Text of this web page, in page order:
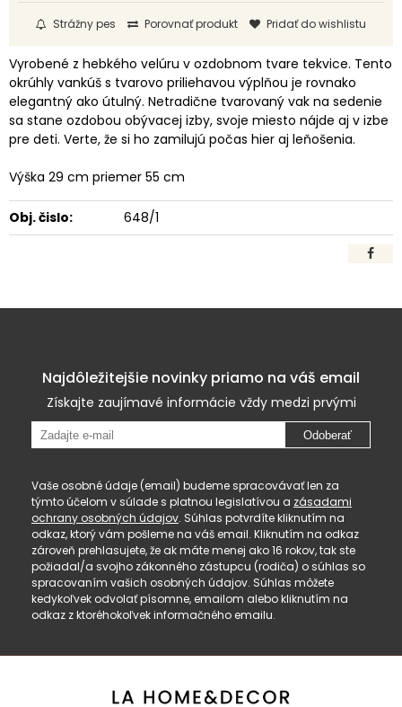
Strážny pes Porovnať produkt Pridať do wishlistu
Vyrobené z hebkého velúru v ozdobnom tvare tekvice. Tento
okrúhly vankúš s tvarovo priliehavou výplňou je rovnako
elegantný ako útulný. Netradične tvarovaný vak na sedenie
sa stane ozdobou obývacej izby, svoje miesto nájde aj v izbe
pre deti. Verte, že si ho zamilujú počas hier aj leňošenia.
Výška 29 cm priemer 55 cm
Obj. čislo: 648/1
Najdôležitejšie novinky priamo na váš email
Získajte zaujímavé informácie vždy medzi prvými
Odoberať
Vaše osobné údaje (email) budeme spracovávať len za
týmto účelom v súlade s platnou legislatívou a zásadami
ochrany osobných údajov. Súhlas potvrdíte kliknutím na
odkaz, ktorý vám pošleme na váš email. Kliknutím na odkaz
zároveň prehlasujete, že ak máte menej ako 16 rokov, tak ste
požiadal/a svojho zákonného zástupcu (rodiča) o súhlas so
spracovaním vašich osobných údajov. Súhlas môžete
kedykoľvek odvolať písomne, emailom alebo kliknutím na
odkaz z ktoréhokoľvek informačného emailu.